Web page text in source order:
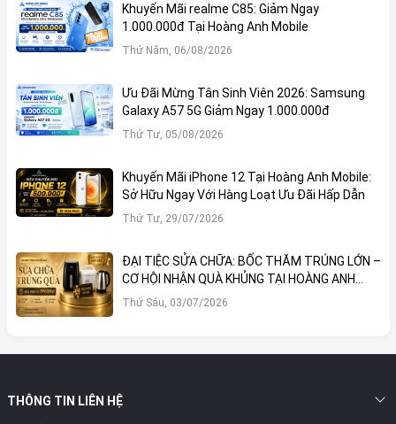
Khuyến Mãi realme C85: Giảm Ngay
1.000.000đ Tại Hoàng Anh Mobile
Thứ Năm, 06/08/2026
Ưu Đãi Mừng Tân Sinh Viên 2026: Samsung
Galaxy A57 5G Giảm Ngay 1.000.000đ
Thứ Tư, 05/08/2026
Khuyến Mãi iPhone 12 Tại Hoàng Anh Mobile:
Sở Hữu Ngay Với Hàng Loạt Ưu Đãi Hấp Dẫn
Thứ Tư, 29/07/2026
ĐẠI TIỆC SỬA CHỮA: BỐC THĂM TRÚNG LỚN –
CƠ HỘI NHẬN QUÀ KHỦNG TẠI HOÀNG ANH
MOBILE
Thứ Sáu, 03/07/2026
THÔNG TIN LIÊN HỆ